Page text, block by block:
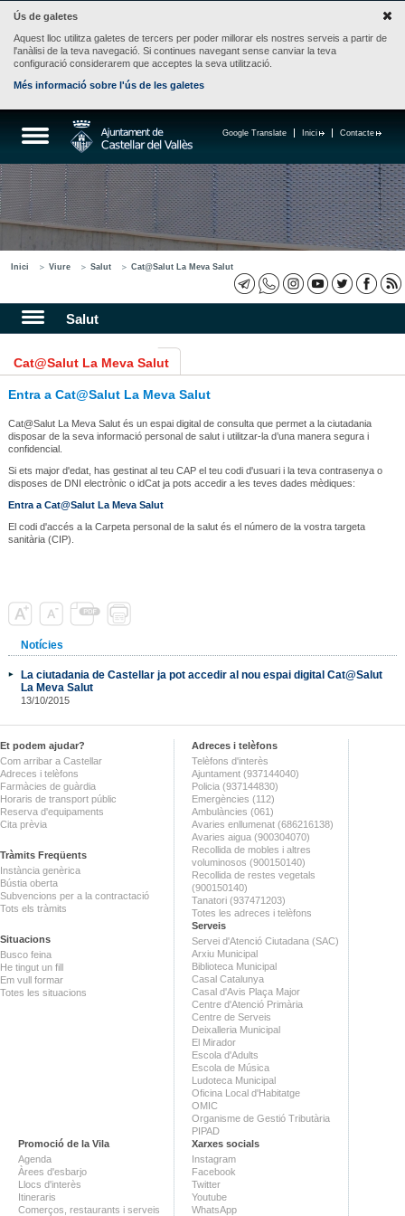
Ús de galetes
Aquest lloc utilitza galetes de tercers per poder millorar els nostres serveis a partir de
l'anàlisi de la teva navegació. Si continues navegant sense canviar la teva
configuració considerarem que acceptes la seva utilització.
Més informació sobre l'ús de les galetes
Contacte
Inici
Google Translate
Inici Viure Salut Cat@Salut La Meva Salut
Salut
Cat@Salut La Meva Salut
Entra a Cat@Salut La Meva Salut
Cat@Salut La Meva Salut és un espai digital de consulta que permet a la ciutadania
disposar de la seva informació personal de salut i utilitzar-la d’una manera segura i
confidencial.
Si ets major d'edat, has gestinat al teu CAP el teu codi d'usuari i la teva contrasenya o
disposes de DNI electrònic o idCat ja pots accedir a les teves dades mèdiques:
Entra a Cat@Salut La Meva Salut
El codi d'accés a la Carpeta personal de la salut és el número de la vostra targeta
sanitària (CIP).
Notícies
La ciutadania de Castellar ja pot accedir al nou espai digital Cat@Salut
La Meva Salut
13/10/2015
Et podem ajudar?
Com arribar a Castellar
Adreces i telèfons
Farmàcies de guàrdia
Horaris de transport públic
Reserva d'equipaments
Cita prèvia
Tràmits Freqüents
Instància genèrica
Bústia oberta
Subvencions per a la contractació
Tots els tràmits
Situacions
Busco feina
He tingut un fill
Em vull formar
Totes les situacions
Adreces i telèfons
Telèfons d'interès
Ajuntament (937144040)
Policia (937144830)
Emergències (112)
Ambulàncies (061)
Avaries enllumenat (686216138)
Avaries aigua (900304070)
Recollida de mobles i altres
voluminosos (900150140)
Recollida de restes vegetals
(900150140)
Tanatori (937471203)
Totes les adreces i telèfons
Serveis
Servei d'Atenció Ciutadana (SAC)
Arxiu Municipal
Biblioteca Municipal
Casal Catalunya
Casal d'Avis Plaça Major
Centre d'Atenció Primària
Centre de Serveis
Deixalleria Municipal
El Mirador
Escola d'Adults
Escola de Música
Ludoteca Municipal
Oficina Local d'Habitatge
OMIC
Organisme de Gestió Tributària
PIPAD
Promoció de la Vila
Agenda
Àrees d'esbarjo
Llocs d'interès
Itineraris
Comerços, restaurants i serveis
Xarxes socials
Instagram
Facebook
Twitter
Youtube
WhatsApp